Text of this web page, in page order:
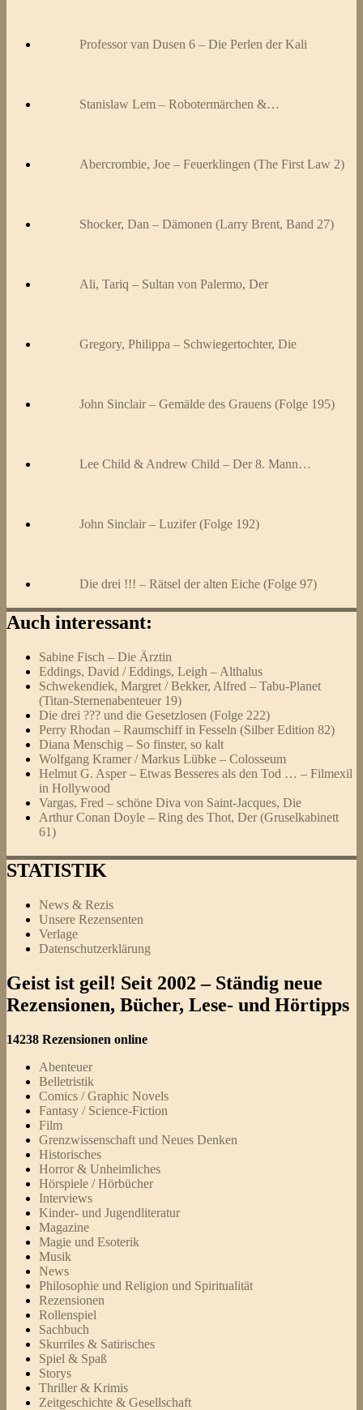
Professor van Dusen 6 – Die Perlen der Kali
Stanislaw Lem – Robotermärchen &…
Abercrombie, Joe – Feuerklingen (The First Law 2)
Shocker, Dan – Dämonen (Larry Brent, Band 27)
Ali, Tariq – Sultan von Palermo, Der
Gregory, Philippa – Schwiegertochter, Die
John Sinclair – Gemälde des Grauens (Folge 195)
Lee Child & Andrew Child – Der 8. Mann…
John Sinclair – Luzifer (Folge 192)
Die drei !!! – Rätsel der alten Eiche (Folge 97)
Auch interessant:
Sabine Fisch – Die Ärztin
Eddings, David / Eddings, Leigh – Althalus
Schwekendiek, Margret / Bekker, Alfred – Tabu-Planet
(Titan-Sternenabenteuer 19)
Die drei ??? und die Gesetzlosen (Folge 222)
Perry Rhodan – Raumschiff in Fesseln (Silber Edition 82)
Diana Menschig – So finster, so kalt
Wolfgang Kramer / Markus Lübke – Colosseum
Helmut G. Asper – Etwas Besseres als den Tod … – Filmexil
in Hollywood
Vargas, Fred – schöne Diva von Saint-Jacques, Die
Arthur Conan Doyle – Ring des Thot, Der (Gruselkabinett
61)
STATISTIK
News & Rezis
Unsere Rezensenten
Verlage
Datenschutzerklärung
Geist ist geil! Seit 2002 – Ständig neue
Rezensionen, Bücher, Lese- und Hörtipps
14238 Rezensionen online
Abenteuer
Belletristik
Comics / Graphic Novels
Fantasy / Science-Fiction
Film
Grenzwissenschaft und Neues Denken
Historisches
Horror & Unheimliches
Hörspiele / Hörbücher
Interviews
Kinder- und Jugendliteratur
Magazine
Magie und Esoterik
Musik
News
Philosophie und Religion und Spiritualität
Rezensionen
Rollenspiel
Sachbuch
Skurriles & Satirisches
Spiel & Spaß
Storys
Thriller & Krimis
Zeitgeschichte & Gesellschaft